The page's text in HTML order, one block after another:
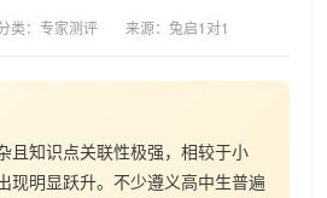
类：专家测评 来源：兔启1对1
且知识点关联性极强，相较于小
现明显跃升。不少遵义高中生普遍